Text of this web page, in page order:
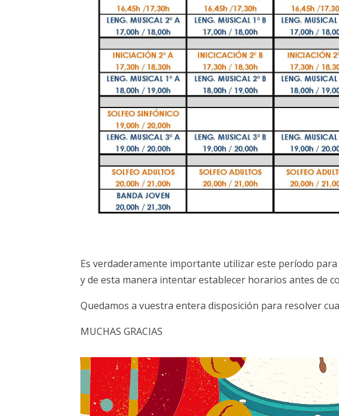
Es verdaderamente importante utilizar este período
y de esta manera intentar establecer horarios antes de
Quedamos a vuestra entera disposición para resolver
MUCHAS GRACIAS